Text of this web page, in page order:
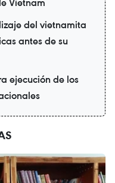
del vietnamita
antes de su
ejecución de los